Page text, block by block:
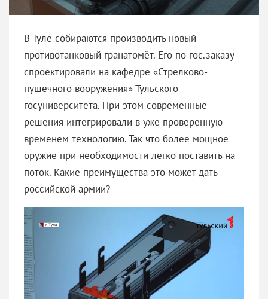
В Туле собираются производить новый
противотанковый гранатомёт. Его по гос.заказу
спроектировали на кафедре «Стрелково-
пушечного вооружения» Тульского
госуниверситета. При этом современные
решения интегрировали в уже проверенную
временем технологию. Так что более мощное
оружие при необходимости легко поставить на
поток. Какие преимущества это может дать
российской армии?